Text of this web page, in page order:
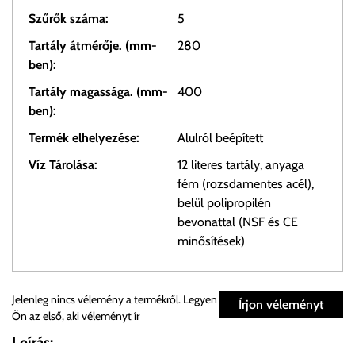
Szűrők száma:
5
Tartály átmérője. (mm-
ben):
280
Tartály magassága. (mm-
ben):
400
Termék elhelyezése:
Alulról beépített
Víz Tárolása:
12 literes tartály, anyaga
fém (rozsdamentes acél),
belül polipropilén
bevonattal (NSF és CE
minősítések)
Személyes átvétel:
Önnek lehetősége van rendelését a beérkezést követően
Írjon véleményt
Jelenleg nincs vélemény a termékről. Legyen
Ön az első, aki véleményt ír